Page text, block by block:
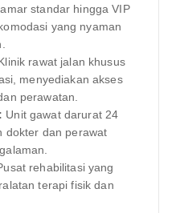
standar hingga VIP
yang nyaman
rawat jalan khusus
menyediakan akses
perawatan.
Unit gawat darurat 24
dokter dan perawat
rehabilitasi yang
terapi fisik dan